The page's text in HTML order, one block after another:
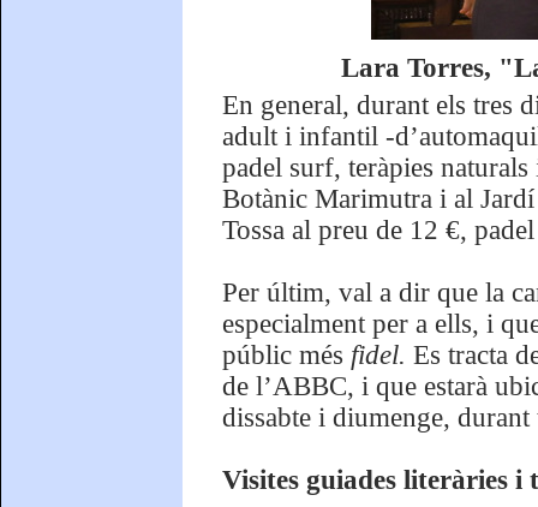
Lara Torres,
En general, durant els tres
adult i infantil -
padel surf, teràpies
Botànic Marimutra i al
Tossa al preu de 12 €,
Per últim, val a dir que la
especialment per a ells, i
públic més fidel. Es tracta
de l’ABBC, i que estarà
dissabte i diumenge,
Visites guiades literàries i